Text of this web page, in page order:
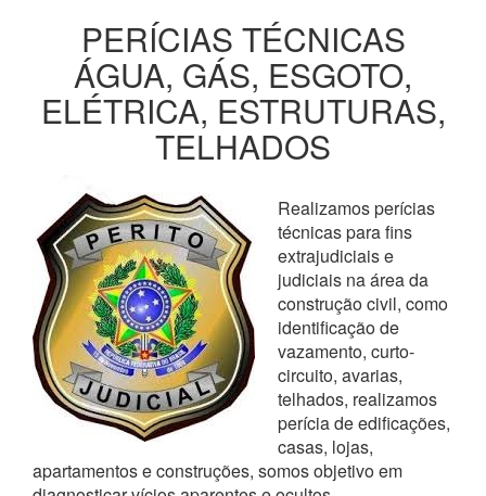
PERÍCIAS TÉCNICAS
ÁGUA, GÁS, ESGOTO,
ELÉTRICA, ESTRUTURAS,
TELHADOS
Realizamos perícias
técnicas para fins
extrajudiciais e
judiciais na área da
construção civil, como
identificação de
vazamento, curto-
circuito, avarias,
telhados, realizamos
perícia de edificações,
casas, lojas,
apartamentos e construções, somos objetivo em